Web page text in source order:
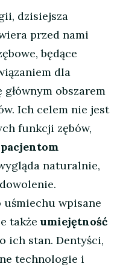
dzisiejsza
przed nami
będące
dla
obszarem
Ich celem nie jest
funkcji zębów,
naturalnie,
wpisane
takżeumiejętność
ich stan. Dentyści,
technologie i